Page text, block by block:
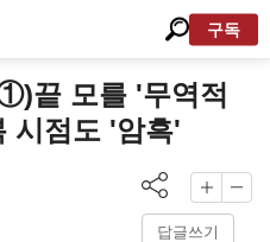
구독
끝 모를 '무역적
시점도 '암흑'
답글쓰기